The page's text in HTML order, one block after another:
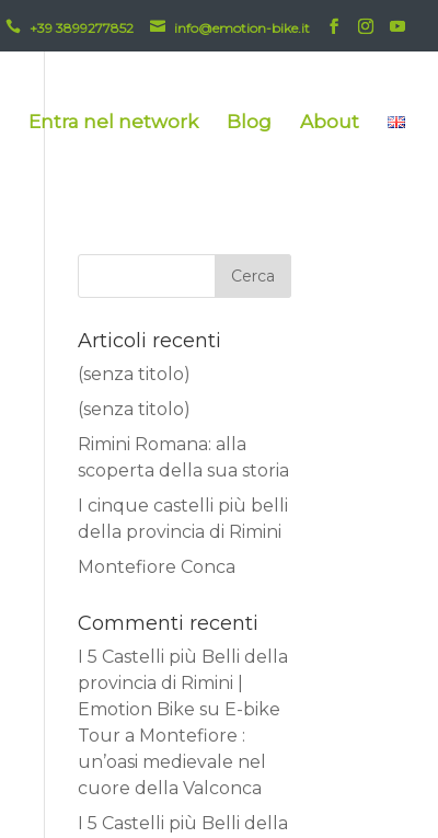
 +39 3899277852  info@emotion-bike.it
Entra nel network Blog About
Articoli recenti
(senza titolo)
(senza titolo)
Rimini Romana: alla
scoperta della sua storia
I cinque castelli più belli
della provincia di Rimini
Montefiore Conca
Commenti recenti
I 5 Castelli più Belli della
provincia di Rimini |
Emotion Bike su E-bike
Tour a Montefiore :
un’oasi medievale nel
cuore della Valconca
I 5 Castelli più Belli della